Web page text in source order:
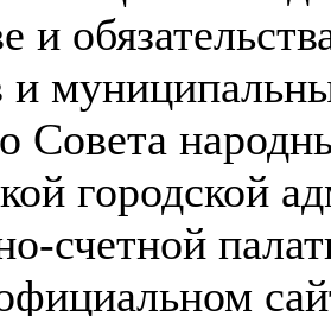
и
и
Совета
городской
счетной